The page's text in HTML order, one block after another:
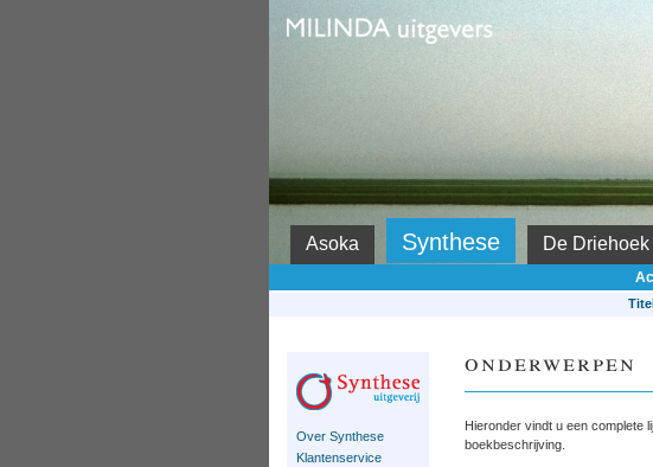
Asoka Synthese De Driehoek
Over Synthese
Klantenservice
onderwerpen
Hieronder vindt u een complete
boekbeschrijving.